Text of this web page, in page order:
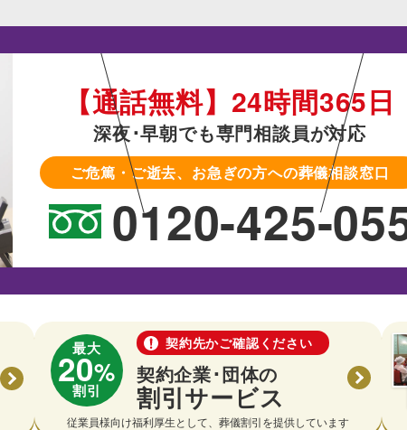
【通話無料】24時間365日
深夜･早朝でも専門相談員が対応
ご危篤・ご逝去、お急ぎの方への葬儀相談窓口
0120-425-
最大
20%
割引
契約先かご確認ください
契約企業･団体の
割引サービス
従業員様向け福利厚生として、葬儀割引を提供しています